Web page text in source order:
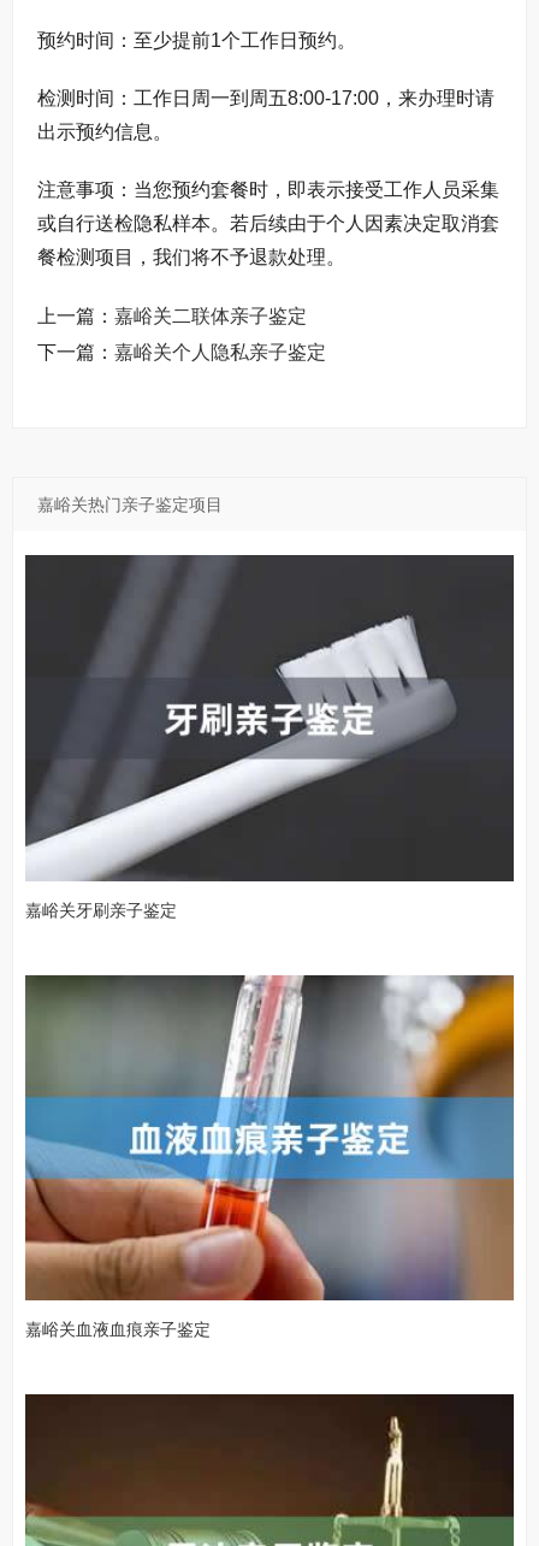
预约时间：至少提前1个工作日预约。
检测时间：工作日周一到周五8:00-17:00，来办理时请
出示预约信息。
注意事项：当您预约套餐时，即表示接受工作人员采集
或自行送检隐私样本。若后续由于个人因素决定取消套
餐检测项目，我们将不予退款处理。
上一篇： 嘉峪关二联体亲子鉴定
下一篇： 嘉峪关个人隐私亲子鉴定
嘉峪关热门亲子鉴定项目
嘉峪关牙刷亲子鉴定
嘉峪关血液血痕亲子鉴定